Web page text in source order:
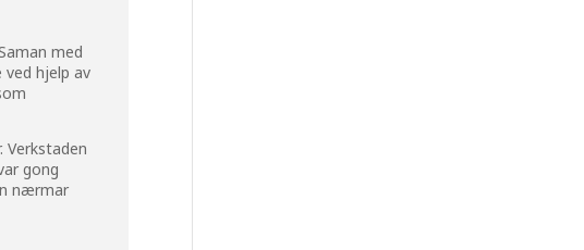
med
ved hjelp av
Verkstaden
gong
nærmar